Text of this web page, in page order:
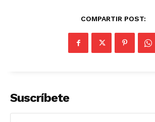
COMPARTIR POST:
Suscríbete